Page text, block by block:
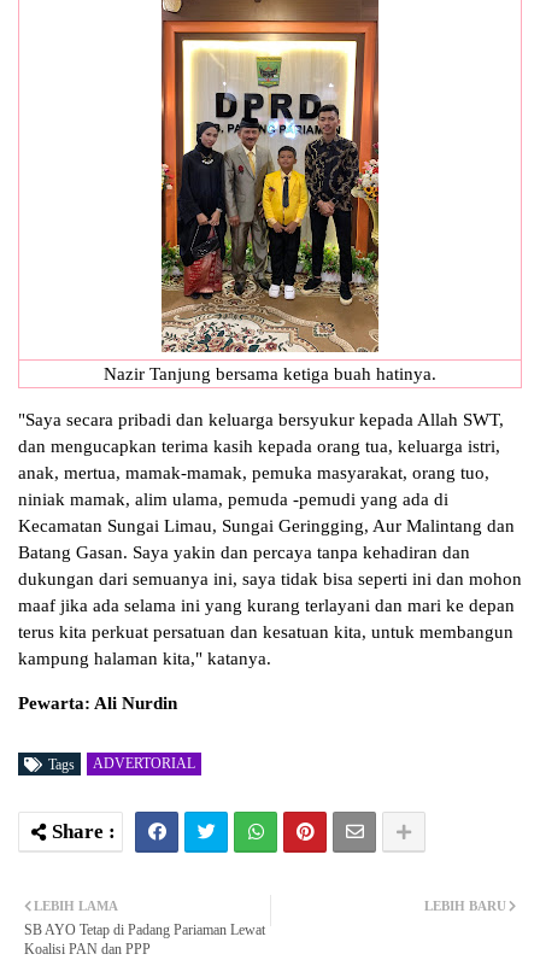
Nazir Tanjung bersama ketiga buah hatinya.
"Saya secara pribadi dan keluarga bersyukur kepada Allah SWT,
dan mengucapkan terima kasih kepada orang tua, keluarga istri,
anak, mertua, mamak-mamak, pemuka masyarakat, orang tuo,
niniak mamak, alim ulama, pemuda -pemudi yang ada di
Kecamatan Sungai Limau, Sungai Geringging, Aur Malintang dan
Batang Gasan. Saya yakin dan percaya tanpa kehadiran dan
dukungan dari semuanya ini, saya tidak bisa seperti ini dan mohon
maaf jika ada selama ini yang kurang terlayani dan mari ke depan
terus kita perkuat persatuan dan kesatuan kita, untuk membangun
kampung halaman kita," katanya.
Pewarta: Ali Nurdin
Tags ADVERTORIAL
LEBIH BARU
LEBIH LAMA
SB AYO Tetap di Padang Pariaman Lewat
Koalisi PAN dan PPP